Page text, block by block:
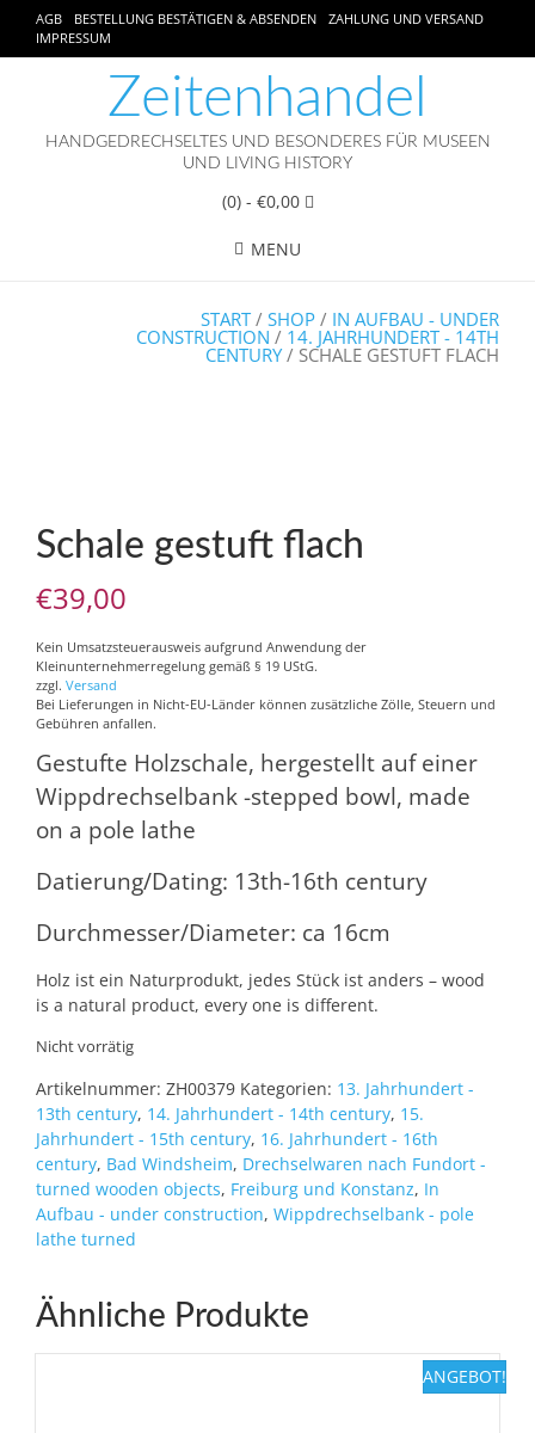
AGB BESTELLUNG BESTÄTIGEN & ABSENDEN
ZAHLUNG UND VERSAND
IMPRESSUM
Zeitenhandel
HANDGEDRECHSELTES UND BESONDERES FÜR MUSEEN
UND LIVING HISTORY
(0)- €0,00
MENU
START/ SHOP / IN AUFBAU - UNDER
CONSTRUCTION / 14. JAHRHUNDERT - 14TH
CENTURY/ SCHALE GESTUFT FLACH
Schale gestuft flach
€39,00
Kein Umsatzsteuerausweis aufgrund Anwendung der
Kleinunternehmerregelung gemäß § 19 UStG.
zzgl. Versand
Bei Lieferungen in Nicht-EU-Länder können zusätzliche Zölle, Steuern und
Gebühren anfallen.
Gestufte Holzschale, hergestellt auf einer
Wippdrechselbank -stepped bowl, made
on a pole lathe
Datierung/Dating: 13th-16th century
Durchmesser/Diameter: ca 16cm
Holz ist ein Naturprodukt, jedes Stück ist anders – wood
is a natural product, every one is different.
Nicht vorrätig
Artikelnummer: ZH00379 Kategorien: 13. Jahrhundert -
13th century, 14. Jahrhundert - 14th century, 15.
Jahrhundert - 15th century, 16. Jahrhundert - 16th
century, Bad Windsheim, Drechselwaren nach Fundort -
turned wooden objects, Freiburg und Konstanz, In
Aufbau - under construction, Wippdrechselbank - pole
lathe turned
Ähnliche Produkte
ANGEBOT!